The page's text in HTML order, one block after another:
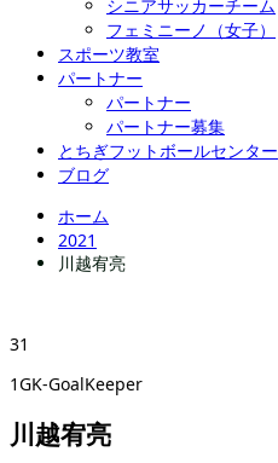
シニアサッカーチーム
フェミニーノ（女子）
スポーツ教室
パートナー
パートナー
パートナー募集
とちぎフットボールセンター
ブログ
ホーム
2021
川越宥亮
31
1GK-GoalKeeper
川越宥亮